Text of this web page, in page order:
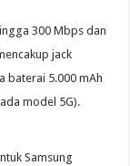
300 Mbps dan
jack
baterai 5.000 mAh
model 5G).
Samsung